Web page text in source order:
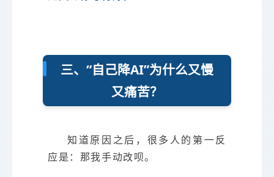
三、“自己降AI”为什么又慢
又痛苦？
知道原因之后，很多人的第一反
应是：那我手动改呗。